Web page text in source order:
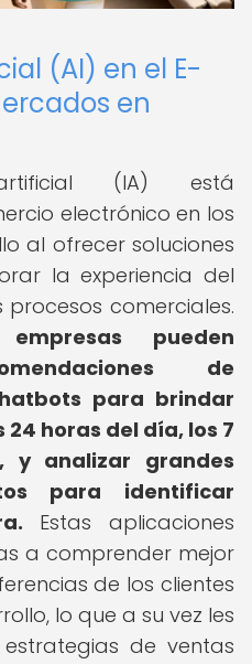
(AI) en el E-
en
(IA) está
electrónico en los
al ofrecer soluciones
la experiencia del
comerciales.
pueden
de
para brindar
horas del día, los 7
y analizar grandes
para identificar
Estas aplicaciones
a comprender mejor
de los clientes
lo que a su vez les
de ventas